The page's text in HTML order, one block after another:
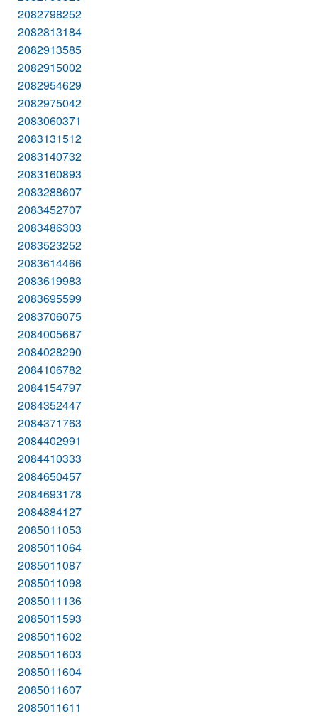
2082798252
2082813184
2082913585
2082915002
2082954629
2082975042
2083060371
2083131512
2083140732
2083160893
2083288607
2083452707
2083486303
2083523252
2083614466
2083619983
2083695599
2083706075
2084005687
2084028290
2084106782
2084154797
2084352447
2084371763
2084402991
2084410333
2084650457
2084693178
2084884127
2085011053
2085011064
2085011087
2085011098
2085011136
2085011593
2085011602
2085011603
2085011604
2085011607
2085011611